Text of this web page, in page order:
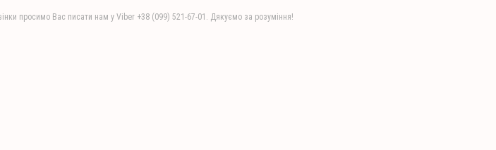
просимо Вас писати нам у Viber +38 (099) 521-67-01. Дякуємо за розуміння!